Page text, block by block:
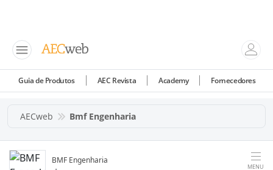
Guia de Produtos AEC Revista Academy Fornecedores
AECweb Bmf Engenharia
BMF Engenharia
MENU